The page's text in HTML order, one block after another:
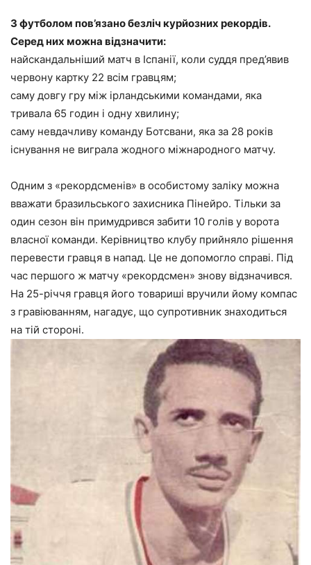
З футболом пов’язано безліч курйозних рекордів.
Серед них можна відзначити:
найскандальніший матч в Іспанії, коли суддя пред’явив
червону картку 22 всім гравцям;
саму довгу гру між ірландськими командами, яка
тривала 65 годин і одну хвилину;
саму невдачливу команду Ботсвани, яка за 28 років
існування не виграла жодного міжнародного матчу.
Одним з «рекордсменів» в особистому заліку можна
вважати бразильського захисника Пінейро. Тільки за
один сезон він примудрився забити 10 голів у ворота
власної команди. Керівництво клубу прийняло рішення
перевести гравця в напад. Це не допомогло справі. Під
час першого ж матчу «рекордсмен» знову відзначився.
На 25-річчя гравця його товариші вручили йому компас
з гравіюванням, нагадує, що супротивник знаходиться
на тій стороні.